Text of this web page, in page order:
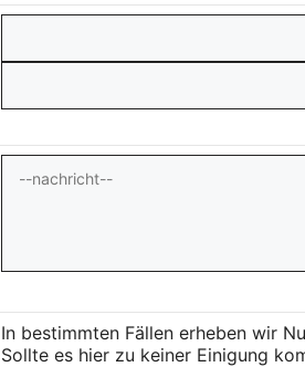
In bestimmten Fällen erheben wir
Sollte es hier zu keiner Einigung